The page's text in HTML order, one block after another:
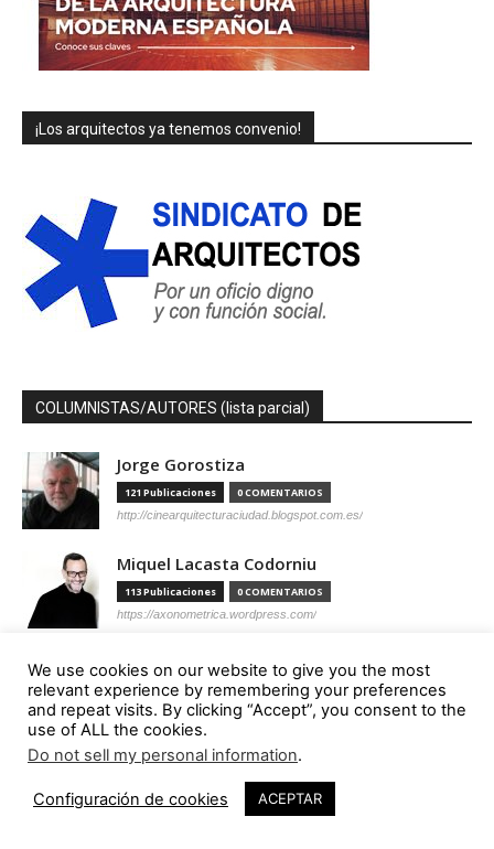
¡Los arquitectos ya tenemos convenio!
COLUMNISTAS/AUTORES (lista parcial)
Jorge Gorostiza
121 Publicaciones 0 COMENTARIOS
http://cinearquitecturaciudad.blogspot.com.es/
Miquel Lacasta Codorniu
113 Publicaciones 0 COMENTARIOS
https://axonometrica.wordpress.com/
José Ramón Hernández Correa
112 Publicaciones 0 COMENTARIOS
http://arquitectamoslocos.blogspot.com.es/
Miguel Ángel Díaz Camacho
95 Publicaciones 0 COMENTARIOS
We use cookies on our website to give you the most
relevant experience by remembering your preferences
and repeat visits. By clicking “Accept”, you consent to the
use of ALL the cookies.
Do not sell my personal information.
Configuración de cookies ACEPTAR